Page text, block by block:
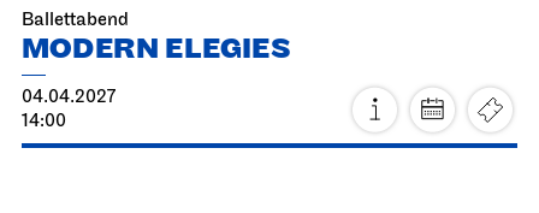
Fr, 19.03.2027